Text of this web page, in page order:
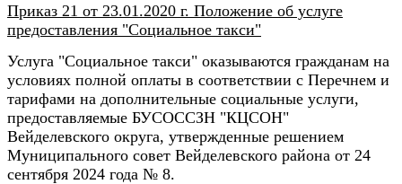
Приказ 21 от 23.01.2020 г. Положение об услуге
предоставления "Социальное такси"
Услуга "Социальное такси" оказываются гражданам на
условиях полной оплаты в соответствии с Перечнем и
тарифами на дополнительные социальные услуги,
предоставляемые БУСОССЗН "КЦСОН"
Вейделевского округа, утвержденные решением
Муниципального совет Вейделевского района от 24
сентября 2024 года № 8.